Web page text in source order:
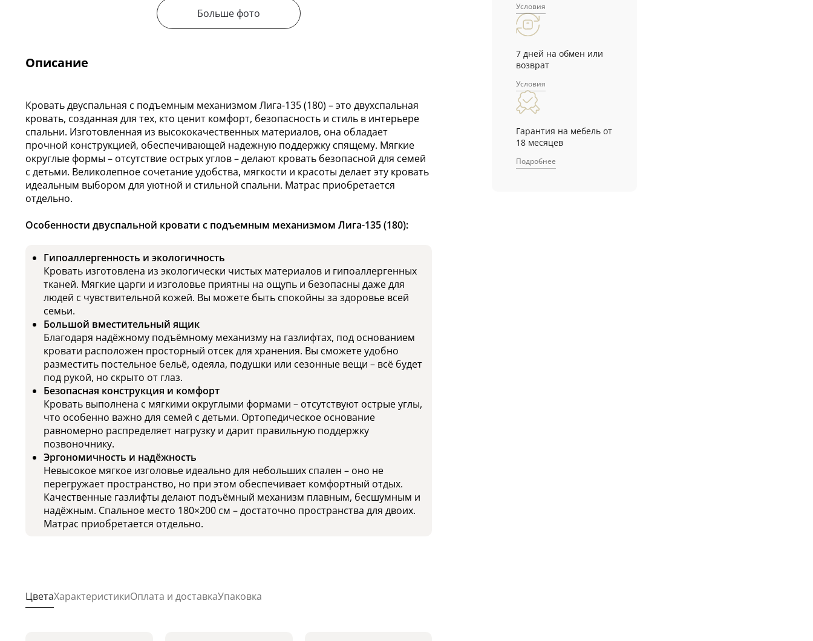
Больше фото
Описание
Кровать двуспальная с подъемным механизмом Лига-135 (180) – это двухспальная
кровать, созданная для тех, кто ценит комфорт, безопасность и стиль в интерьере
спальни. Изготовленная из высококачественных материалов, она обладает
прочной конструкцией, обеспечивающей надежную поддержку спящему. Мягкие
округлые формы – отсутствие острых углов – делают кровать безопасной для семей
с детьми. Великолепное сочетание удобства, мягкости и красоты делает эту кровать
идеальным выбором для уютной и стильной спальни. Матрас приобретается
отдельно.
Особенности двуспальной кровати с подъемным механизмом Лига-135 (180):
Гипоаллергенность и экологичность
Кровать изготовлена из экологически чистых материалов и гипоаллергенных
тканей. Мягкие царги и изголовье приятны на ощупь и безопасны даже для
людей с чувствительной кожей. Вы можете быть спокойны за здоровье всей
семьи.
Большой вместительный ящик
Благодаря надёжному подъёмному механизму на газлифтах, под основанием
кровати расположен просторный отсек для хранения. Вы сможете удобно
разместить постельное бельё, одеяла, подушки или сезонные вещи – всё будет
под рукой, но скрыто от глаз.
Безопасная конструкция и комфорт
Кровать выполнена с мягкими округлыми формами – отсутствуют острые углы,
что особенно важно для семей с детьми. Ортопедическое основание
равномерно распределяет нагрузку и дарит правильную поддержку
позвоночнику.
Эргономичность и надёжность
Невысокое мягкое изголовье идеально для небольших спален – оно не
перегружает пространство, но при этом обеспечивает комфортный отдых.
Качественные газлифты делают подъёмный механизм плавным, бесшумным и
надёжным. Спальное место 180×200 см – достаточно пространства для двоих.
Матрас приобретается отдельно.
ЦветаХарактеристикиОплата и доставкаУпаковка
Условия
7 дней на обмен или
возврат
Условия
Гарантия на мебель от
18 месяцев
Подробнее